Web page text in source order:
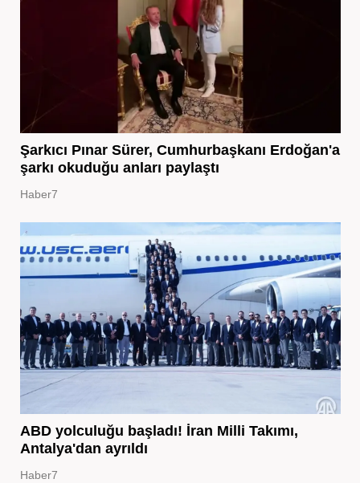
Şarkıcı Pınar Sürer, Cumhurbaşkanı Erdoğan'a
şarkı okuduğu anları paylaştı
Haber7
ABD yolculuğu başladı! İran Milli Takımı,
Antalya'dan ayrıldı
Haber7